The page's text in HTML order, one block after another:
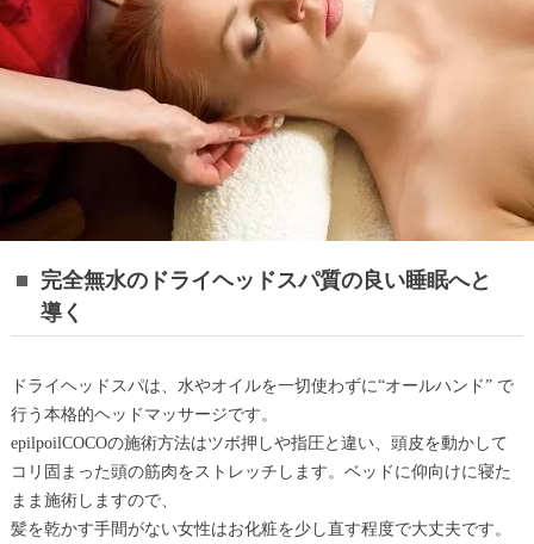
完全無水のドライヘッドスパ質の良い睡眠へと
導く
ドライヘッドスパは、水やオイルを一切使わずに“オールハンド” で
行う本格的ヘッドマッサージです。
epilpoilCOCOの施術方法はツボ押しや指圧と違い、頭皮を動かして
コリ固まった頭の筋肉をストレッチします。ベッドに仰向けに寝た
まま施術しますので、
髪を乾かす手間がない女性はお化粧を少し直す程度で大丈夫です。